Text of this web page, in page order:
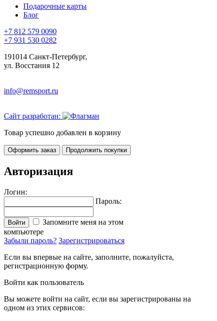
Подарочные карты
Блог
+7 812 579 0090
+7 931 530 0282
191014 Санкт-Петербург,
ул. Восстания 12
info@remsport.ru
Сайт разработан:
Товар успешно добавлен в корзину
Оформить заказ Продолжить покупки
Авторизация
Логин:
Пароль:
Войти
Запомните меня на этом
компьютере
Забыли пароль? Зарегистрироваться
Если вы впервые на сайте, заполните, пожалуйста,
регистрационную форму.
Войти как пользователь
Вы можете войти на сайт, если вы зарегистрированы на
одном из этих сервисов: